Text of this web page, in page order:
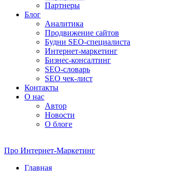
Партнеры
Блог
Аналитика
Продвижение сайтов
Будни SEO-специалиста
Интернет-маркетинг
Бизнес-консалтинг
SEO-словарь
SEO чек-лист
Контакты
О нас
Автор
Новости
О блоге
Про Интернет-Маркетинг
Главная